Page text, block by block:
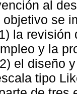
al
se
la
y la
el diseño
tipo